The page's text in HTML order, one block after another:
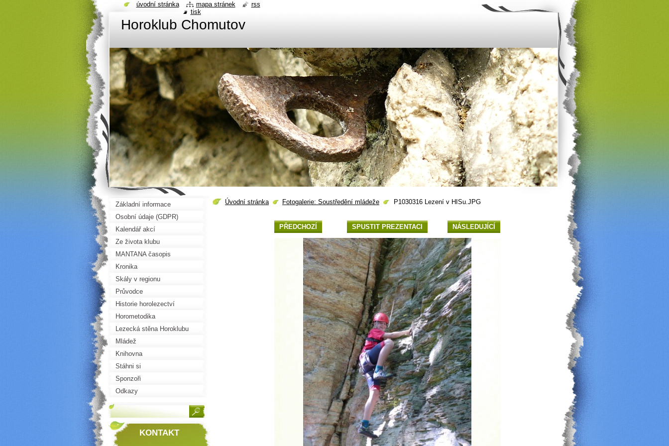
Horoklub Chomutov
Úvodní stránka Fotogalerie: Soustředění mládeže P1030316 Lezení v HISu.JPG
PŘEDCHOZÍ SPUSTIT PREZENTACI NÁSLEDUJÍCÍ
Základní informace
Osobní údaje (GDPR)
Kalendář akcí
Ze života klubu
MANTANA časopis
Kronika
Skály v regionu
Průvodce
Historie horolezectví
Horometodika
Lezecká stěna Horoklubu
Mládež
Knihovna
Stáhni si
Sponzoři
Odkazy
KONTAKT
úvodní stránka mapa stránek
rss
tisk